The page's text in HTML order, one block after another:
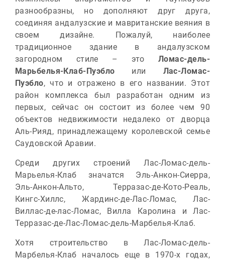
разнообразны, но дополняют друг друга,
соединяя андалузские и мавританские веяния в
своем дизайне. Пожалуй, наиболее
традиционное здание в андалузском
загородном стиле – этоЛомас-дель-
Марьбелья-Клаб-Пуэбло или Лас-Ломас-
Пуэбло, что и отражено в его названии. Этот
район комплекса был разработан одним из
первых, сейчас он состоит из более чем 90
объектов недвижимости недалеко от дворца
Аль-Рияд, принадлежащему королевской семье
Саудовской Аравии.
Среди других строений Лас-Ломас-дель-
Марьелья-Клаб значатся Эль-Анкон-Сиерра,
Эль-Анкон-Альто, Терразас-де-Кото-Реаль,
Кингс-Хиллс, Жардинс-де-Лас-Ломас, Лас-
Виллас-де-лас-Ломас, Вилла Каролина и Лас-
Терразас-де-Лас-Ломас-дель-Марбелья-Клаб.
Хотя строительство в Лас-Ломас-дель-
Марбелья-Клаб началось еще в 1970-х годах,